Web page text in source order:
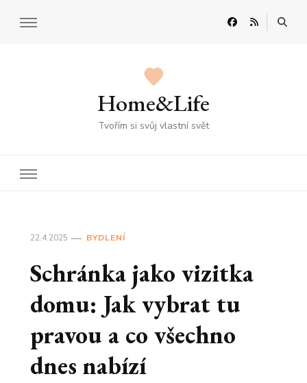
Home&Life
Tvořím si svůj vlastní svět
22.4.2025 BYDLENÍ
Schránka jako vizitka
domu: Jak vybrat tu
pravou a co všechno
dnes nabízí